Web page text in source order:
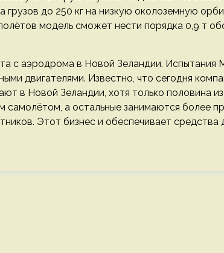
грузов до 250 кг на низкую околоземную
модель сможет нести порядка 0,9 т
с аэродрома в Новой Зеландии. Испытания
двигателями. Известно, что сегодня
в Новой Зеландии, хотя только половина
самолётом, а остальные занимаются более
Этот бизнес и обеспечивает средства